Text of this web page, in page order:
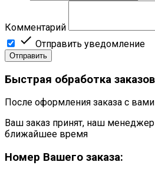
Комментарий
 Отправить уведомление
Отправить
Быстрая обработка заказов
После оформления заказа с
Ваш заказ принят, наш
ближайшее время
Номер Вашего заказа: